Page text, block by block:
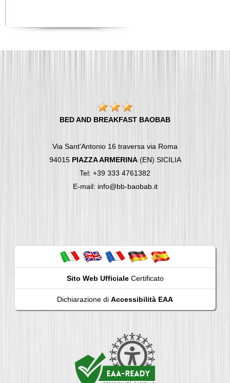
BED AND BREAKFAST BAOBAB
Via Sant'Antonio 16 traversa via Roma
94015 PIAZZA ARMERINA(EN) SICILIA
Tel: +39 333 4761382
E-mail: info@bb-baobab.it
Sito Web UfficialeCertificato
Dichiarazione di Accessibilità EAA